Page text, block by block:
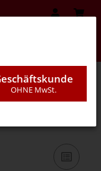
OHNE MwSt.